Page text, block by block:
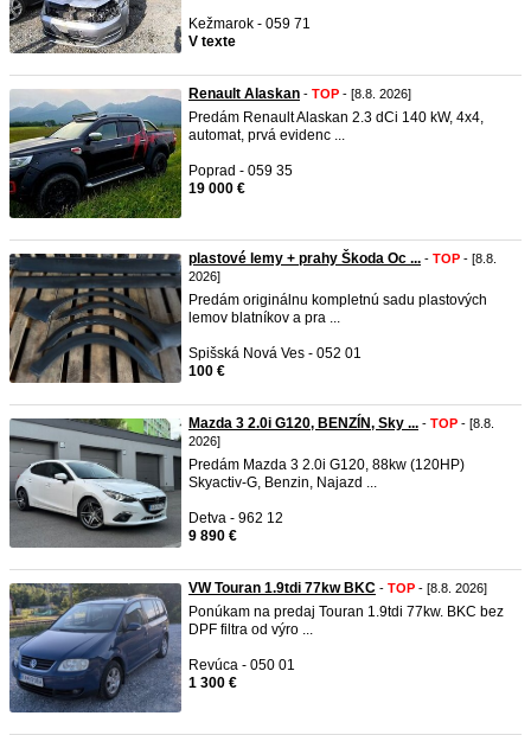
Kežmarok - 059 71
V texte
Renault Alaskan - TOP - [8.8. 2026]
Predám Renault Alaskan 2.3 dCi 140 kW, 4x4,
automat, prvá evidenc ...
Poprad - 059 35
19 000 €
plastové lemy + prahy Škoda Oc ... - TOP - [8.8.
2026]
Predám originálnu kompletnú sadu plastových
lemov blatníkov a pra ...
Spišská Nová Ves - 052 01
100 €
Mazda 3 2.0i G120, BENZÍN, Sky ... - TOP - [8.8.
2026]
Predám Mazda 3 2.0i G120, 88kw (120HP)
Skyactiv-G, Benzin, Najazd ...
Detva - 962 12
9 890 €
VW Touran 1.9tdi 77kw BKC - TOP - [8.8. 2026]
Ponúkam na predaj Touran 1.9tdi 77kw. BKC bez
DPF filtra od výro ...
Revúca - 050 01
1 300 €